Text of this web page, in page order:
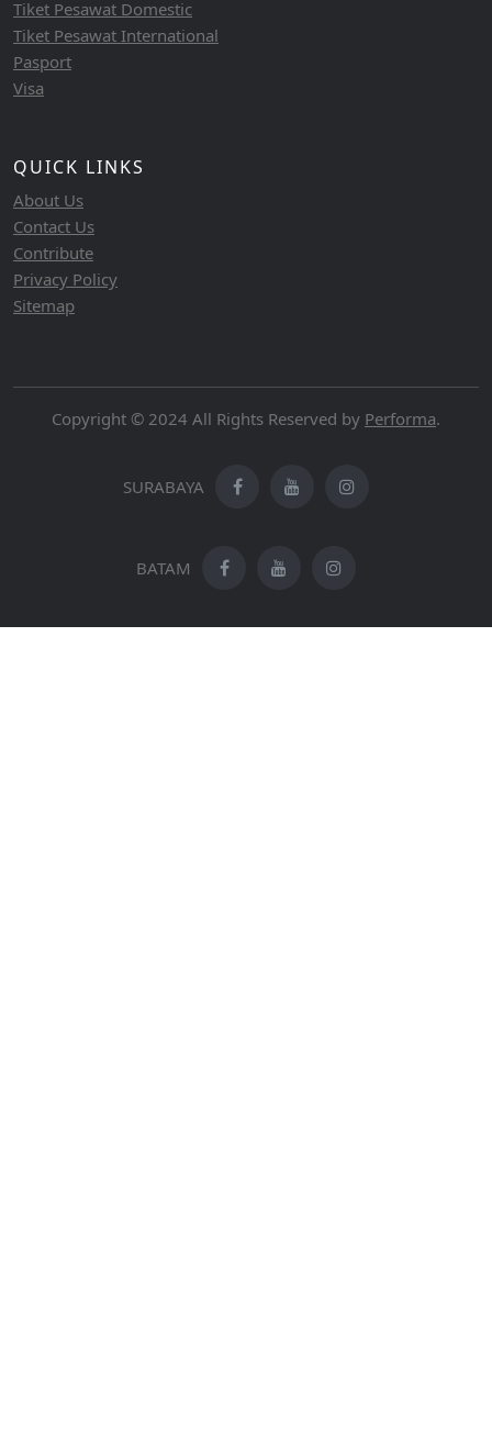
Tiket Pesawat Domestic
Tiket Pesawat International
Pasport
Visa
QUICK LINKS
About Us
Contact Us
Contribute
Privacy Policy
Sitemap
Copyright © 2024 All Rights Reserved by Performa.
SURABAYA
BATAM